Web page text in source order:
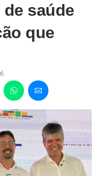
saúde
que